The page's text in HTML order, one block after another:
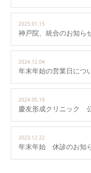
2025.01.15
神戸院、統合のお知ら
2024.12.04
年末年始の営業日につ
2024.05.10
慶友形成クリニック
2023.12.22
年末年始 休診のお知